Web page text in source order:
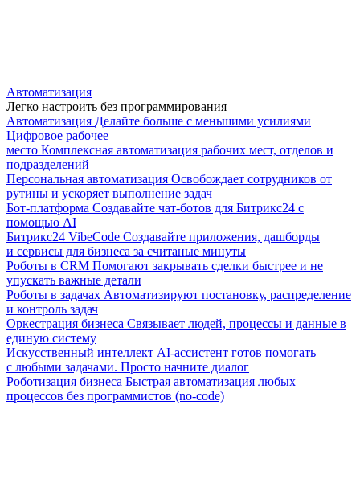
Автоматизация
Легко настроить без программирования
Автоматизация Делайте больше с меньшими усилиями
Цифровое рабочее
место Комплексная автоматизация рабочих мест, отделов и
подразделений
Персональная автоматизация Освобождает сотрудников от
рутины и ускоряет выполнение задач
Бот-платформа Создавайте чат-ботов для Битрикс24 с
помощью AI
Битрикс24 VibeCode Создавайте приложения, дашборды
и сервисы для бизнеса за считаные минуты
Роботы в CRM Помогают закрывать сделки быстрее и не
упускать важные детали
Роботы в задачах Автоматизируют постановку, распределение
и контроль задач
Оркестрация бизнеса Связывает людей, процессы и данные в
единую систему
Искусственный интеллект AI-ассистент готов помогать
с любыми задачами. Просто начните диалог
Роботизация бизнеса Быстрая автоматизация любых
процессов без программистов (no-code)